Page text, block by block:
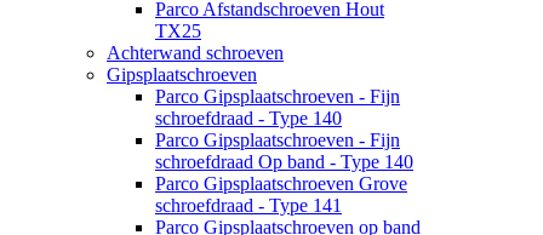
Parco Afstandschroeven Hout
TX25
Achterwand schroeven
Gipsplaatschroeven
Parco Gipsplaatschroeven - Fijn
schroefdraad - Type 140
Parco Gipsplaatschroeven - Fijn
schroefdraad Op band - Type 140
Parco Gipsplaatschroeven Grove
schroefdraad - Type 141
Parco Gipsplaatschroeven op band